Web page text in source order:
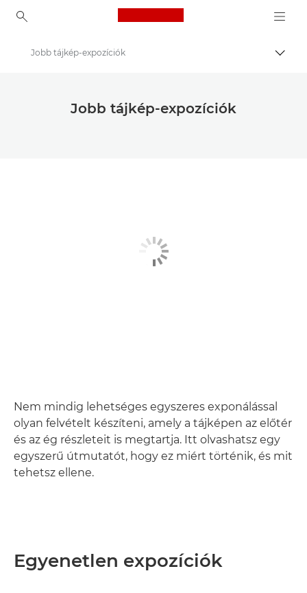
Canon Logo, back to
Tárold fényképeid és videóid olcsóbban!
Jobb tájkép-expozíciók
Jobb tájkép-expozíciók
Nem mindig lehetséges egyszeres exponálással
olyan felvételt készíteni, amely a tájképen az előtér
és az ég részleteit is megtartja. Itt olvashatsz egy
egyszerű útmutatót, hogy ez miért történik, és mit
tehetsz ellene.
Egyenetlen expozíciók